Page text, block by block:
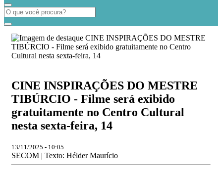
CINE INSPIRAÇÕES DO MESTRE
TIBÚRCIO - Filme será exibido
gratuitamente no Centro Cultural
nesta sexta-feira, 14
13/11/2025 - 10:05
SECOM | Texto: Hélder Maurício